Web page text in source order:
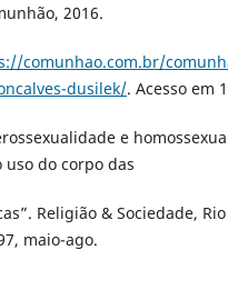
2016.
comunhao.com.br/
dusilek/. Acesso em
e
uso do corpo das
Religião & Sociedade,
maio-ago.